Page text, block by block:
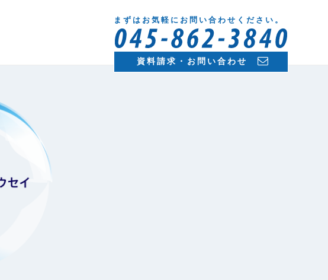
まずはお気軽にお問い合わせください。
資料請求・お問い合わせ